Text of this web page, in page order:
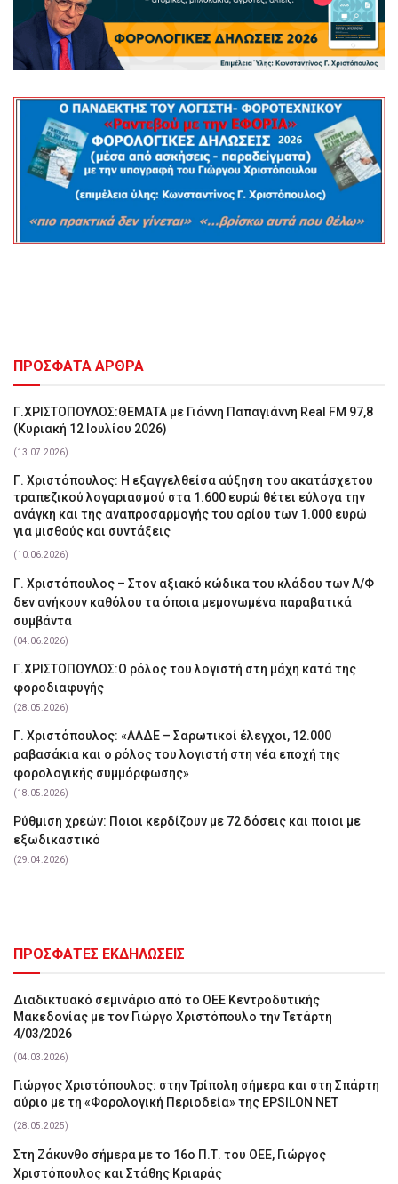
ΠΡΟΣΦΑΤΑ ΑΡΘΡΑ
Γ.ΧΡΙΣΤΟΠΟΥΛΟΣ:ΘΕΜΑΤΑ με Γιάννη Παπαγιάννη Real FM 97,8
(Κυριακή 12 Ιουλίου 2026)
(13.07.2026)
Γ. Χριστόπουλος: Η εξαγγελθείσα αύξηση του ακατάσχετου
τραπεζικού λογαριασμού στα 1.600 ευρώ θέτει εύλογα την
ανάγκη και της αναπροσαρμογής του ορίου των 1.000 ευρώ
για μισθούς και συντάξεις
(10.06.2026)
Γ. Χριστόπουλος – Στον αξιακό κώδικα του κλάδου των Λ/Φ
δεν ανήκουν καθόλου τα όποια μεμονωμένα παραβατικά
συμβάντα
(04.06.2026)
Γ.ΧΡΙΣΤΟΠΟΥΛΟΣ:Ο ρόλος του λογιστή στη μάχη κατά της
φοροδιαφυγής
(28.05.2026)
Γ. Χριστόπουλος: «ΑΑΔΕ – Σαρωτικοί έλεγχοι, 12.000
ραβασάκια και ο ρόλος του λογιστή στη νέα εποχή της
φορολογικής συμμόρφωσης»
(18.05.2026)
Ρύθμιση χρεών: Ποιοι κερδίζουν με 72 δόσεις και ποιοι με
εξωδικαστικό
(29.04.2026)
ΠΡΟΣΦΑΤΕΣ ΕΚΔΗΛΩΣΕΙΣ
Διαδικτυακό σεμινάριο από το ΟΕΕ Κεντροδυτικής
Μακεδονίας με τον Γιώργο Χριστόπουλο την Τετάρτη
4/03/2026
(04.03.2026)
Γιώργος Χριστόπουλος: στην Τρίπολη σήμερα και στη Σπάρτη
αύριο με τη «Φορολογική Περιοδεία» της EPSILON NET
(28.05.2025)
Στη Ζάκυνθο σήμερα με το 16ο Π.Τ. του ΟΕΕ, Γιώργος
Χριστόπουλος και Στάθης Κριαράς